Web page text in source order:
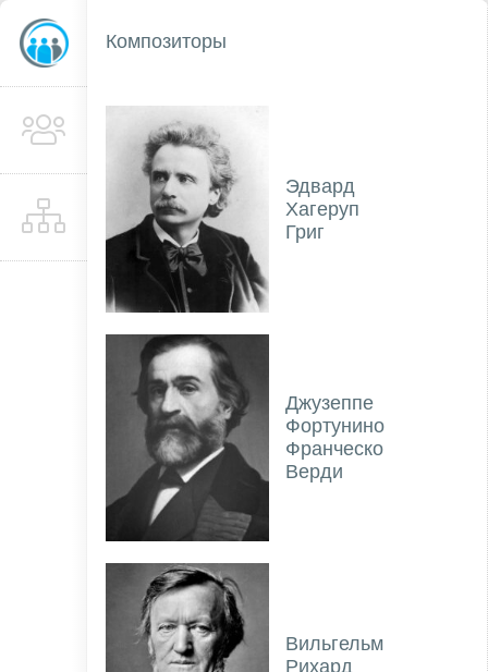
Композиторы
Эдвард
Хагеруп
Григ
Джузеппе
Фортунино
Франческо
Верди
Вильгельм
Рихард